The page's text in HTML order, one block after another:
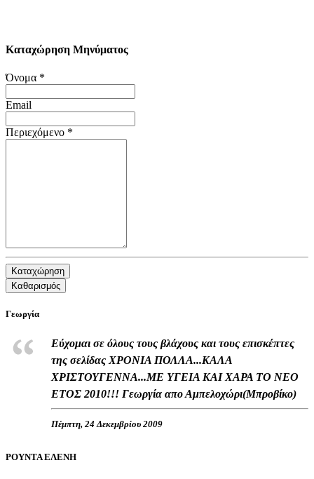
Καταχώρηση Μηνύματος
Όνομα *
Email
Περιεχόμενο *
Καταχώρηση
Καθαρισμός
Γεωργία
Εύχομαι σε όλους τους βλάχους και τους επισκέπτες
της σελίδας ΧΡΟΝΙΑ ΠΟΛΛΑ...ΚΑΛΑ
ΧΡΙΣΤΟΥΓΕΝΝΑ...ΜΕ ΥΓΕΙΑ ΚΑΙ ΧΑΡΑ ΤΟ ΝΕΟ
ΕΤΟΣ 2010!!! Γεωργία απο Αμπελοχώρι(Μπροβίκο)
Πέμπτη, 24 Δεκεμβρίου 2009
ΡΟΥΝΤΑ ΕΛΕΝΗ